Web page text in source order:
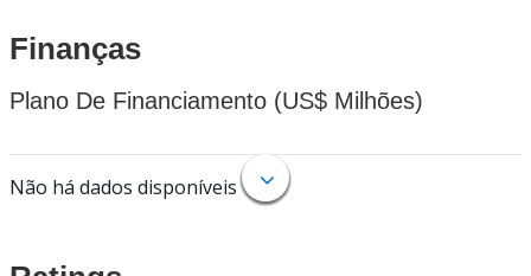
Finanças
Plano De Financiamento (US$ Milhões)
Não há dados disponíveis